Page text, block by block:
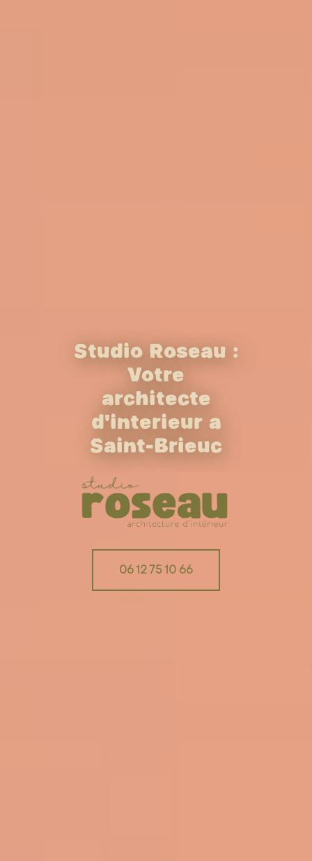
Studio Roseau :
Votre
architecte
d'intérieur à
Saint-Brieuc
06 12 75 10 66